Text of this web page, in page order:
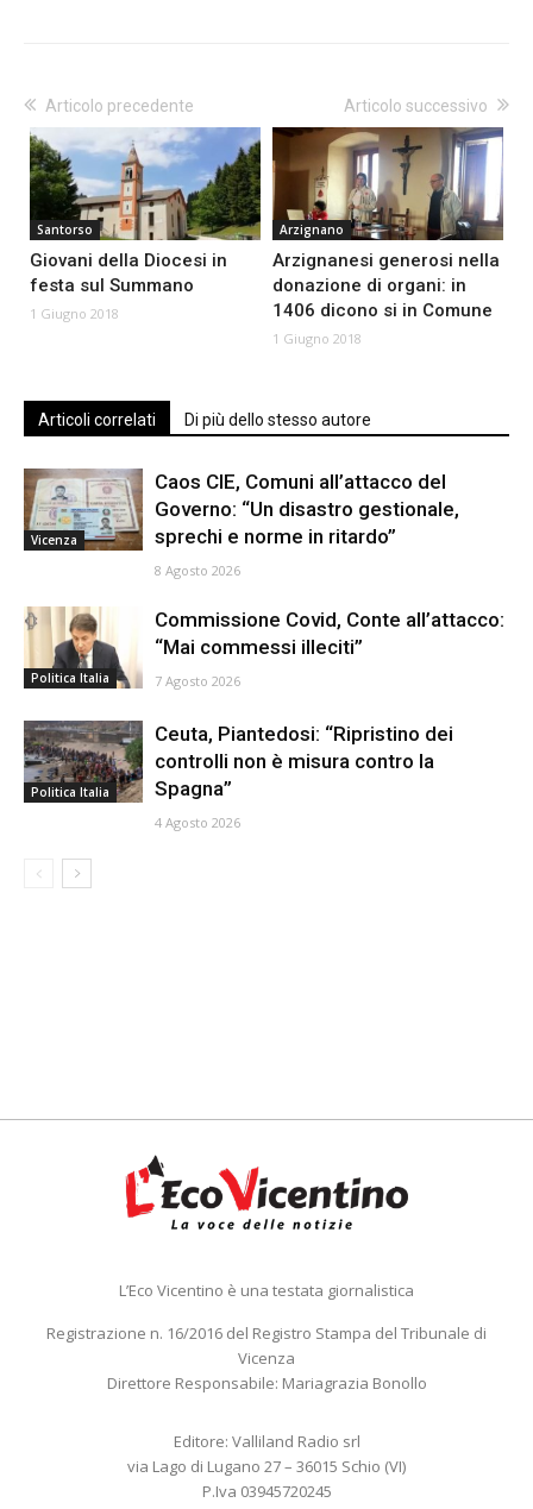
Articolo precedente
Santorso
Giovani della Diocesi in
festa sul Summano
1 Giugno 2018
Articolo successivo
Arzignano
Arzignanesi generosi nella
donazione di organi: in
1406 dicono si in Comune
1 Giugno 2018
Articoli correlati Di più dello stesso autore
Vicenza
Caos CIE, Comuni all’attacco del
Governo: “Un disastro gestionale,
sprechi e norme in ritardo”
8 Agosto 2026
Politica Italia
Commissione Covid, Conte all’attacco:
“Mai commessi illeciti”
7 Agosto 2026
Politica Italia
Ceuta, Piantedosi: “Ripristino dei
controlli non è misura contro la
Spagna”
4 Agosto 2026
L’Eco Vicentino è una testata giornalistica
Registrazione n. 16/2016 del Registro Stampa del Tribunale di
Vicenza
Direttore Responsabile: Mariagrazia Bonollo
Editore: Valliland Radio srl
via Lago di Lugano 27 – 36015 Schio (VI)
P.Iva 03945720245